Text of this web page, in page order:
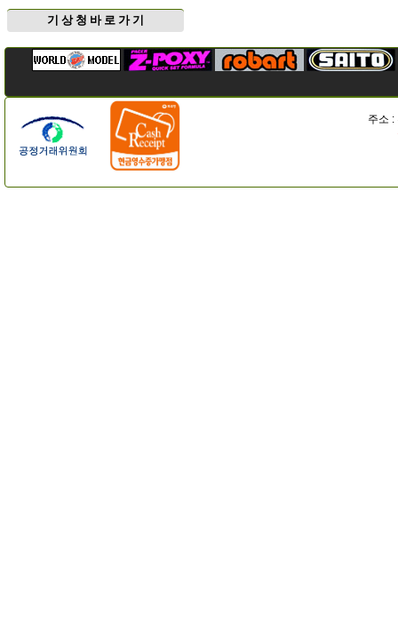
기 상 청 바 로 가 기
주소